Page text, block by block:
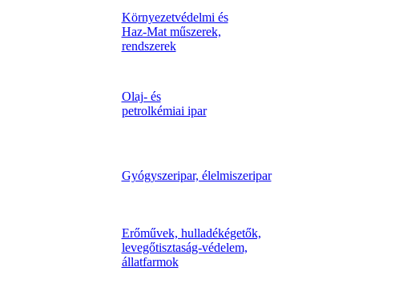
Környezetvédelmi és
Haz-Mat műszerek,
rendszerek
Olaj- és
petrolkémiai ipar
Gyógyszeripar, élelmiszeripar
Erőművek, hulladékégetők,
levegőtisztaság-védelem,
állatfarmok